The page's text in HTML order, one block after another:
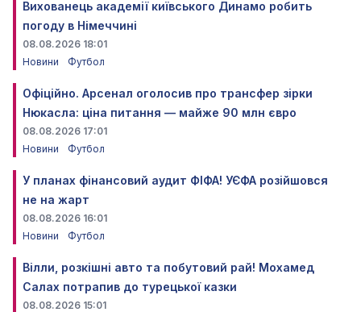
Вихованець академії київського Динамо робить
погоду в Німеччині
08.08.2026 18:01
Новини
Футбол
Офіційно. Арсенал оголосив про трансфер зірки
Нюкасла: ціна питання — майже 90 млн євро
08.08.2026 17:01
Новини
Футбол
У планах фінансовий аудит ФІФА! УЄФА розійшовся
не на жарт
08.08.2026 16:01
Новини
Футбол
Вілли, розкішні авто та побутовий рай! Мохамед
Салах потрапив до турецької казки
08.08.2026 15:01